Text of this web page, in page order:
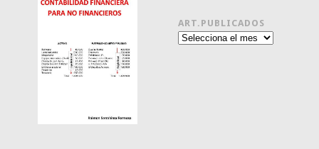
ART.PUBLICADOS
Art.publicados